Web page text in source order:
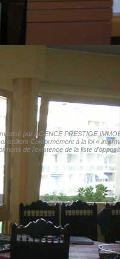
par AGENCE PRESTIGE
Conformément à la loi «
de l'existence de la liste